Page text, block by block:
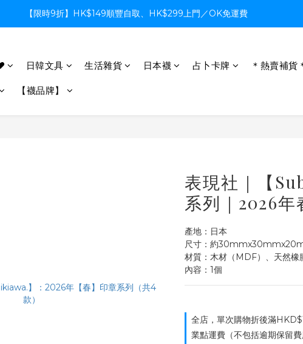
【限時9折】HK$149順豐自取、HK$299上門／OK免運費
【限時9折】HK$149順豐自取、HK$299上門／OK免運費
【限時9折】HK$149順豐自取、HK$299上門／OK免運費
日韓文具 生活雜貨 日本襪 占卜卡牌 ＊熱賣補貨
【襪品牌】
表現社｜【
系列｜2026年
產地：日本
尺寸：約
材質：木材（MDF）、天然橡
內容：1個
全店，單次購物折後滿
業點運費（不包括逾期保留費